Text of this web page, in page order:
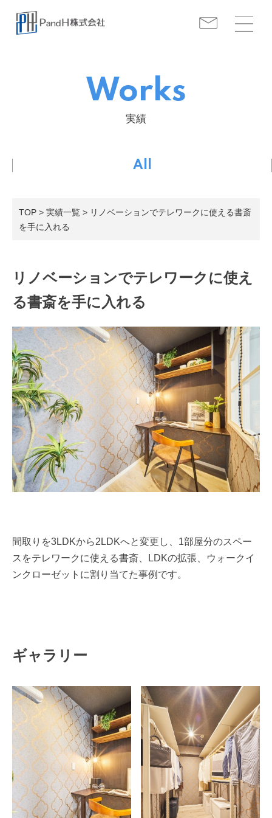
Works
実績
All
TOP> 実績一覧> リノベーションでテレワークに使える書斎
を手に入れる
リノベーションでテレワークに使え
る書斎を手に入れる
間取りを3LDKから2LDKへと変更し、1部屋分のスペー
スをテレワークに使える書斎、LDKの拡張、ウォークイ
ンクローゼットに割り当てた事例です。
ギャラリー